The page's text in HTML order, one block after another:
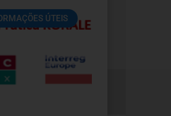
ÚTEIS